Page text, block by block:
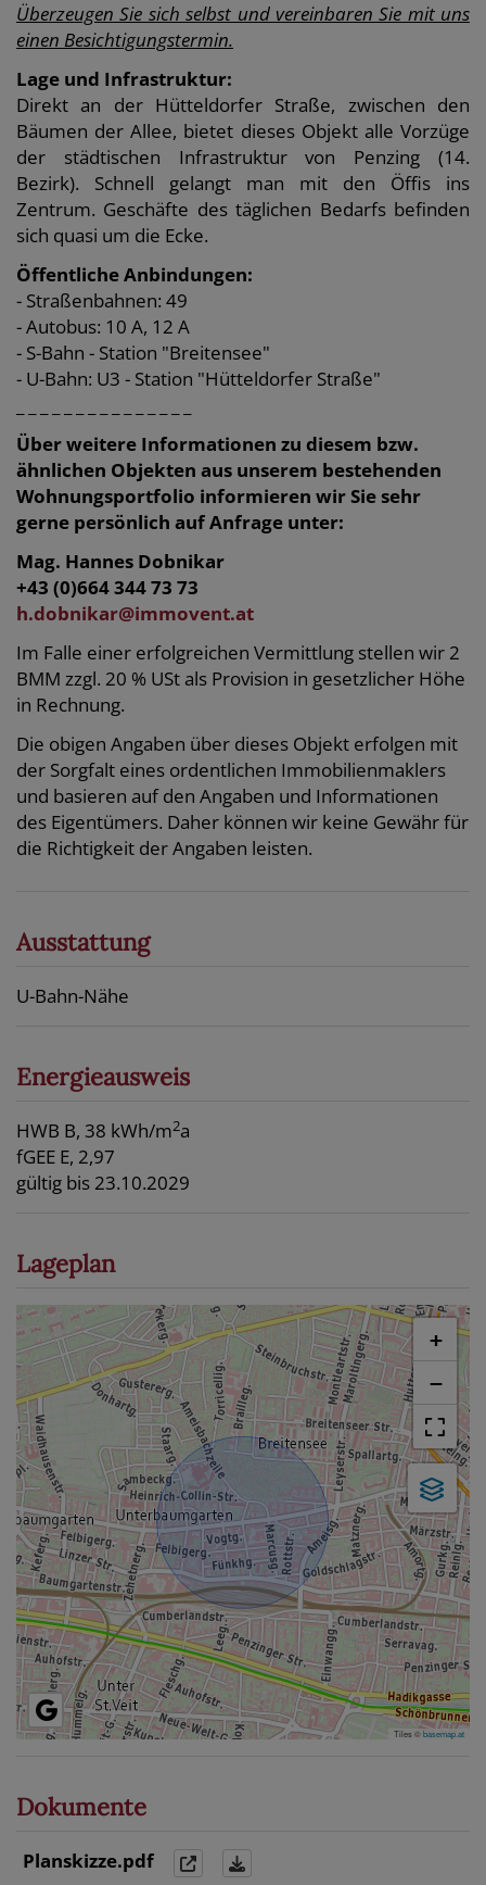
Überzeugen Sie sich selbst und vereinbaren Sie mit uns
einen Besichtigungstermin.
Lage und Infrastruktur:
Direkt an der Hütteldorfer Straße, zwischen den
Bäumen der Allee, bietet dieses Objekt alle Vorzüge
der städtischen Infrastruktur von Penzing (14.
Bezirk). Schnell gelangt man mit den Öffis ins
Zentrum. Geschäfte des täglichen Bedarfs befinden
sich quasi um die Ecke.
Öffentliche Anbindungen:
- Straßenbahnen: 49
- Autobus: 10 A, 12 A
- S-Bahn - Station "Breitensee"
- U-Bahn: U3 - Station "Hütteldorfer Straße"
Über weitere Informationen zu diesem bzw.
ähnlichen Objekten aus unserem bestehenden
Wohnungsportfolio informieren wir Sie sehr
gerne persönlich auf Anfrage unter:
Mag. Hannes Dobnikar
+43 (0)664 344 73 73
h.dobnikar@immovent.at
Im Falle einer erfolgreichen Vermittlung stellen wir 2
BMM zzgl. 20 % USt als Provision in gesetzlicher Höhe
in Rechnung.
Die obigen Angaben über dieses Objekt erfolgen mit
der Sorgfalt eines ordentlichen Immobilienmaklers
und basieren auf den Angaben und Informationen
des Eigentümers. Daher können wir keine Gewähr für
die Richtigkeit der Angaben leisten.
Ausstattung
U-Bahn-Nähe
Energieausweis
HWB B, 38 kWh/m2a
fGEE E, 2,97
gültig bis 23.10.2029
Lageplan
+
−
Tiles ©basemap.at
Dokumente
Planskizze.pdf